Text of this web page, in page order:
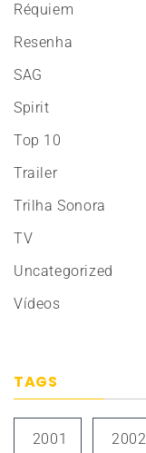
Réquiem
Resenha
SAG
Spirit
Top 10
Trailer
Trilha Sonora
TV
Uncategorized
Vídeos
TAGS
2001 2002